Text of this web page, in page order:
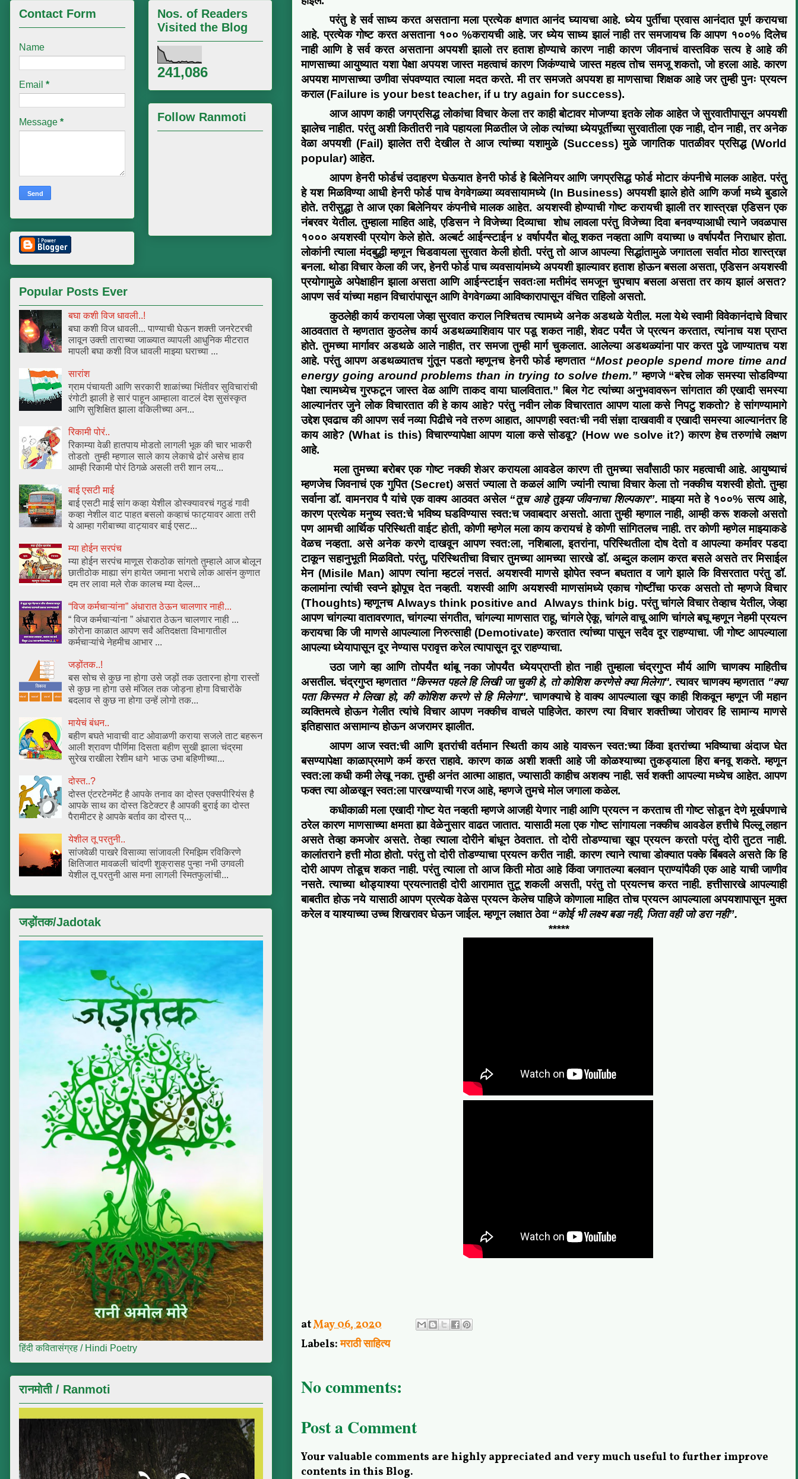
परंतु हे सर्व साध्यकरतअसताना मला प्रत्येक क्षणात आनंद घ्यायचा आहे. ध्येय पुर्तीचा प्रवास आनंदात पूर्ण करायचा
आहे. प्रत्येक गोष्ट करत असताना १०० %करायची आहे. जर ध्येय साध्य झालं नाही तर समजायच कि आपण १००% दिलेच
नाही आणि हे सर्व करत असताना अपयशी झालो तरहताश होण्याचे कारण नाही कारणजीवनाचंवास्तविक सत्य हे आहे की
माणसाच्या आयुष्यातयशापेक्षाअपयशजास्तमहत्वाचंकारण जिकंण्याचे जास्त महत्व तोच समजूशकतो, जो हरला आहे.कारण
अपयशमाणसाच्याउणीवासंपवण्यात त्याला मदत करते.मी तर समजतेअपयश हा माणसाचा शिक्षक आहे जर तुम्ही पुनः प्रयत्न
कराल(Failure is your best teacher, if u try again for success).
आज आपण काही जगप्रसिद्ध लोकांचाविचारकेला तर काही बोटावर मोजण्या इतके लोक आहेत जे सुरवातीपासून अपयशी
झालेचनाहीत. परंतुअशीकितीतरी नावेपहायला मिळतीलजे लोकत्यांच्याध्येयपूर्तीच्या सुरवातीला एक नाही, दोन नाही, तरअनेक
वेळाअपयशी (Fail) झालेत तरी देखील ते आजत्यांच्यायशामुळे (Success)मुळेजागतिक पातळीवर प्रसिद्ध (World
popular) आहेत.
आपण हेनरी फोर्डचंउदाहरण घेऊयात हेनरी फोर्ड हेबिलेनियरआणिजगप्रसिद्ध फोर्ड मोटार कंपनीचे मालक आहेत. परंतु
हे यश मिळविण्याआधी हेनरीफोर्डपाच वेगवेगळ्याव्यवसायामध्ये (In Business) अपयशीझाले होते आणि कर्जा मध्ये बुडाले
होते. तरीसुद्धा ते आजएका बिलेनियरकंपनीचे मालक आहेत. अयशस्वी होण्याची गोष्ट करायची झाली तर शास्त्रज्ञ एडिसन एक
नंबरवर येतील.तुम्हाला माहित आहे, एडिसन नेविजेच्या दिव्याचा शोध लावलापरंतु विजेच्या दिवाबनवण्याआधीत्यानेजवळपास
१००० अयशस्वी प्रयोग केले होते. अल्बर्ट आईन्स्टाईन ४ वर्षापर्यंत बोलू शकत नव्हता आणि वयाच्या ७ वर्षापर्यंत निराधार होता.
लोकांनी त्याला मंदबुद्धी म्हणून चिडवायला सुरवात केली होती. परंतु तो आजआपल्या सिद्धांतामुळे जगातला सर्वात मोठाशास्त्रज्ञ
बनला. थोडाविचार केला की जर,हेनरी फोर्ड पाचव्यवसायांमध्ये अपयशीझाल्यावरहताशहोऊन बसला असता,एडिसनअयशस्वी
प्रयोगामुळे अपेक्षाहीनझाला असता आणिआईन्स्टाईन सवतःला मतीमंद समजूनचुपचाप बसला असता तर काय झालं असत?
आपण सर्व यांच्यामहानविचारांपासूनआणि वेगवेगळ्या आविष्कारापासून वंचित राहिलो असतो.
कुठलेही कार्य करायला जेव्हा सुरवात कराल निश्चितच त्यामध्ये अनेक अडथळे येतील. मला येथे स्वामी विवेकानंदाचे विचार
आठवतात ते म्हणतात कुठलेच कार्य अडथळ्याशिवायपार पडू शकत नाही, शेवट पर्यंतजेप्रत्यनकरतात,त्यांनाच यश प्राप्त
होते. तुमच्या मार्गावर अडथळे आले नाहीत, तर समजा तुम्ही मार्ग चुकलात. आलेल्या अडथळ्यांना पार करत पुढे जाण्यातच यश
आहे.परंतु आपण अडथळ्यातच गुंतून पडतो म्हणूनच हेनरी फोर्ड म्हणतात “Most people spend more time and
energy going around problems than in trying to solve them.” म्हणजे “बरेच लोक समस्यासोडविण्या
पेक्षात्यामध्येच गुरफटूनजास्त वेळ आणि ताकद वायाघालवितात.” बिल गेट त्यांच्याअनुभवावरून सांगतात की एखादी समस्या
आल्यानंतर जुने लोक विचारतात की हे काय आहे?परंतुनवीन लोकविचारतात आपण याला कसे निपटु शकतो?हे सांगण्यामागे
उद्देश एवढाच की आपण सर्वनव्या पिढीचे नवे तरुण आहात, आपणही स्वतःची नवी संज्ञादाखवावी व एखादी समस्या आल्यानंतरहि
काय आहे? (What is this)विचारण्यापेक्षाआपण याला कसे सोडवू? (How we solve it?) कारण हेच तरुणांचे लक्षण
आहे.
मला तुमच्याबरोबर एक गोष्ट नक्की शेअर करायला आवडेल कारण ती तुमच्यासर्वांसाठी फारमहत्वाचीआहे. आयुष्याचं
म्हणजेच जिवनाचं एक गुपित (Secret) असतं ज्याला ते कळलं आणि ज्यांनी त्याचा विचार केला तो नक्कीच यशस्वी होतो. तुम्हा
सर्वाना डॉ. वामनराव पै यांचे एक वाक्य आठवत असेल “तूच आहे तुझ्या जीवनाचा शिल्पकार”. माझ्या मते हे १००% सत्य आहे,
कारण प्रत्येक मनुष्य स्वत:चे भविष्य घडविण्यास स्वत:च जवाबदार असतो. आता तुम्ही म्हणाल नाही, आम्ही करू शकलो असतो
पण आमची आर्थिक परिस्थिती वाईट होती, कोणी म्हणेल मला काय करायचं हे कोणी सांगितलच नाही. तर कोणी म्हणेल माझ्याकडे
वेळच नव्हता. असे अनेक करणे दाखवून आपण स्वत:ला, नशिबाला, इतरांना, परिस्थितीला दोष देतो व आपल्या कर्मावर पडदा
टाकून सहानुभूती मिळवितो. परंतु, परिस्थितीचा विचार तुमच्या आमच्या सारखे डॉ. अब्दुल कलाम करत बसले असते तर मिसाईल
मेन (Misile Man) आपण त्यांना म्हटलं नसतं. अयशस्वी माणसे झोपेत स्वप्न बघतात व जागे झाले कि विसरतात परंतु डॉ.
कलामांना त्यांची स्वप्ने झोपूच देत नव्हती. यशस्वी आणि अयशस्वी माणसांमध्ये एकाच गोष्टींचा फरक असतो तो म्हणजे विचार
(Thoughts) म्हणूनच Always think positive and
Always think big. परंतु चांगले विचार तेव्हाच येतील, जेव्हा
आपण चांगल्या वातावरणात, चांगल्या संगतीत, चांगल्या माणसात राहू, चांगले ऐकू, चांगले वाचू आणि चांगले बघू म्हणून नेहमी प्रयत्न
करायचा कि जी माणसे आपल्याला निरुत्साही (Demotivate) करतात त्यांच्या पासून सदैव दूर राहण्याचा. जी गोष्ट आपल्याला
आपल्या ध्येयापासून दूर नेण्यास परावृत्त करेलत्यापासून दूर राहण्याचा.
उठा जागे व्हा आणि तोपर्यंत थांबू नका जोपर्यंत ध्येयप्राप्ती होत नाही तुम्हाला चंद्रगुप्तमौर्यआणि चाणक्य माहितीच
असतील. चंद्रगुप्त म्हणतात "किस्मत पहले हि लिखी जा चुकी हे, तो कोशिश करणेसेक्या मिलेगा." त्यावर चाणक्य म्हणतात "क्या
पता किस्मत मे लिखा हो, की कोशिश करणे से हि मिलेगा." चाणक्याचे हे वाक्य आपल्याला खूप काही शिकवूनम्हणून जी महान
व्यक्तिमत्वे होऊन गेलीत त्यांचे विचार आपण नक्कीच वाचले पाहिजेत.कारण त्या विचार शक्तीच्या जोरावर हि सामान्य माणसे
इतिहासात असामान्य होऊन अजरामरझालीत.
आपण आज स्वत:ची आणि इतरांची वर्तमान स्थिती काय आहे यावरून स्वत:च्या किंवा इतरांच्या भविष्याचा अंदाज घेत
बसण्यापेक्षा काळाप्रमाणे कर्म करत राहावे. कारण काळ अशी शक्ती आहे जी कोळश्याच्या तुकड्याला हिरा बनवू शकते. म्हणून
स्वत:ला कधी कमी लेखू नका. तुम्ही अनंत आत्मा आहात, ज्यासाठी काहीच अशक्य नाही. सर्व शक्ती आपल्या मध्येच आहेत. आपण
फक्त त्या ओळखून स्वत:ला पारखण्याची गरज आहे, म्हणजे तुमचे मोल जगाला कळेल.
कधीकाळी मला एखादी गोष्ट येतनव्हतीम्हणजे आजही येणार नाही आणि प्रयत्न न करताचती गोष्टसोडून देणे मूर्खपणाचे
ठरेल कारण माणसाच्या क्षमता ह्या वेळेनुसार वाढत जातात. यासाठी मला एक गोष्ट सांगायलानक्कीचआवडेल हत्तीचे पिल्लू लहान
असते तेव्हा कमजोर असते. तेव्हा त्याला दोरीने बांधून ठेवतात.तो दोरी तोडण्याचा खूप प्रयत्न करतोपरंतुदोरी तुटत नाही.
कालांतराने हत्ती मोठा होतो. परंतु तो दोरी तोडण्याचा प्रयत्न करीत नाही. कारण त्याने त्याचा डोक्यात पक्के बिंबवले असते कि हि
दोरी आपण तोडूच शकत नाही.परंतु त्याला तो आज किती मोठा आहे किंवा जगातल्या बलवान प्राण्यांपैकी एक आहे याची जाणीव
नसते. त्याच्या थोड्याश्या प्रयत्नातही दोरी आरामात तुटू शकली असती,परंतु तो प्रयत्नच करत नाही.हत्तीसारखे आपल्याही
बाबतीत होऊ नये यासाठी आपण प्रत्येक वेळेस प्रयत्न केलेच पाहिजे कोणाला माहित तोच प्रयत्न आपल्यालाअपयशापासूनमुक्त
करेल व याश्याच्या उच्च शिखरावर घेऊन जाईल. म्हणून लक्षात ठेवा“कोई भी लक्ष्य बडा नही, जिता वही जो डरा नही”.
*****
atMay 06, 2020
Labels:मराठी साहित्य
No comments:
Post a Comment
Your valuable comments are highly appreciated and very much useful to further improve
contents in this Blog.
Contact Form
Name
Email *
Message *
Nos. of Readers
Visited the Blog
241,086
Follow Ranmoti
Popular Posts Ever
बघा कशी विज धावली..!
बघा कशी विज धावली... पाण्याची घेऊन शक्ती जनरेटरची
लावून उक्ती ताराच्या जाळ्यात व्यापली आधुनिक मीटरात
मापली बघा कशी विज धावली माझ्या घराच्या ...
सारांश
ग्राम पंचायती आणि सरकारी शाळांच्या भिंतीवर सुविचारांची
रंगोटी झाली हे सारं पाहून आम्हाला वाटलं देश सुसंस्कृत
आणि सुशिक्षित झाला वकिलीच्या अन...
रिकामी पोरं..
रिकाम्या वेळी हातपाय मोडतो लागली भूक की चार भाकरी
तोडतो तुम्ही म्हणाल साले काय लेकाचे ढोरं असेच हाव
आम्ही रिकामी पोरं ठिगळे असली तरी शान लय...
बाई एसटी माई
बाई एसटी माई सांग कव्हा येशील डोस्क्यावरचं गठुडं गावी
कव्हा नेशील वाट पाहत बसलो कव्हाचं फाट्यावर आता तरी
ये आम्हा गरीबाच्या वाट्यावर बाई एसट...
म्या होईन सरपंच
म्या होईन सरपंच माणूस रोकठोक सांगतो तुम्हाले आज बोलून
छातीठोक माह्या संग हायेत जमाना भराचे लोक आसंन कुणात
दम तर लावा मले रोक कालच म्या देल्ल...
“विज कर्मचाऱ्यांना” अंधारात ठेऊन चालणार नाही...
“ विज कर्मचाऱ्यांना ” अंधारात ठेऊन चालणार नाही ...
कोरोना काळात आपण सर्वं अतिदक्षता विभागातील
कर्मचाऱ्यांचे नेहमीच आभार ...
जड़ोंतक..!
बस सोच से कुछ ना होगा उसे जड़ों तक उतारना होगा रास्तों
से कुछ ना होगा उसे मंजिल तक जोड़ना होगा विचारोंके
बदलाव से कुछ ना होगा उन्हें लोगो तक...
मायेचं बंधन..
बहीण बघते भावाची वाट ओवाळणी कराया सजले ताट बहरून
आली श्रावण पौर्णिमा दिसता बहीण सुखी झाला चंद्रमा
सुरेख राखीला रेशीम धागे भाऊ उभा बहिणीच्या...
दोस्त..?
दोस्त एंटरटेनमेंट है आपके तनाव का दोस्त एक्सपीरियंस है
आपके साथ का दोस्त डिटेक्टर है आपकी बुराई का दोस्त
पैरामीटर हे आपके बर्ताव का दोस्त प्...
येशील तू परतुनी..
सांजवेळी पाखरे विसाव्या सांजावली रिमझिम रविकिरणे
क्षितिजात मावळली चांदणी शुक्रासह पुन्हा नभी उगवली
येशील तू परतुनी आस मना लागली स्मितफुलांची...
जड़ोंतक/Jadotak
हिंदी कवितासंग्रह / Hindi Poetry
रानमोती / Ranmoti